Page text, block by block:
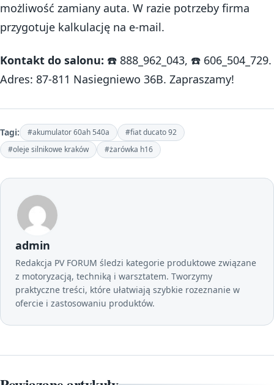
możliwość zamiany auta. W razie potrzeby firma
przygotuje kalkulację na e-mail.
Kontakt do salonu: ☎️ 888_962_043, ☎️ 606_504_729.
Adres: 87-811 Nasiegniewo 36B. Zapraszamy!
Tagi: #akumulator 60ah 540a
#fiat ducato 92
#oleje silnikowe kraków
#żarówka h16
admin
Redakcja PV FORUM śledzi kategorie produktowe związane
z motoryzacją, techniką i warsztatem. Tworzymy
praktyczne treści, które ułatwiają szybkie rozeznanie w
ofercie i zastosowaniu produktów.